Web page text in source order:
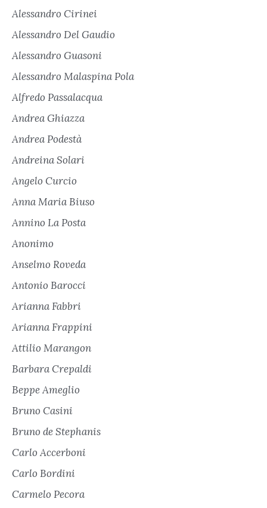
Alessandro Cirinei
Alessandro Del Gaudio
Alessandro Guasoni
Alessandro Malaspina Pola
Alfredo Passalacqua
Andrea Ghiazza
Andrea Podestà
Andreina Solari
Angelo Curcio
Anna Maria Biuso
Annino La Posta
Anonimo
Anselmo Roveda
Antonio Barocci
Arianna Fabbri
Arianna Frappini
Attilio Marangon
Barbara Crepaldi
Beppe Ameglio
Bruno Casini
Bruno de Stephanis
Carlo Accerboni
Carlo Bordini
Carmelo Pecora